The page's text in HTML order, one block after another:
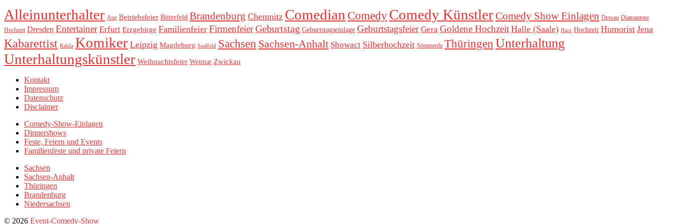
Alleinunterhalter Aue Betriebsfeier Bitterfeld Brandenburg Chemnitz Comedian ComedyComedy Künstler Comedy Show Einlagen Dessau Diamantene
Hochzeit Dresden Entertainer Erfurt Erzgebirge Familienfeier FirmenfeierGeburtstag Geburtstagseinlage Geburtstagsfeier Gera Goldene Hochzeit Halle (Saale) Harz Hochzeit Humorist Jena
Kabarettist Kahla Komiker Leipzig Magdeburg Saalfeld Sachsen Sachsen-Anhalt Showact Silberhochzeit Sömmerda Thüringen Unterhaltung
Unterhaltungskünstler Weihnachtsfeier Weimar Zwickau
Kontakt
Impressum
Datenschutz
Disclaimer
Comedy-Show-Einlagen
Dinnershows
Feste, Feiern und Events
Familienfeste und private Feiern
Sachsen
Sachsen-Anhalt
Thüringen
Brandenburg
Niedersachsen
© 2026 Event-Comedy-Show